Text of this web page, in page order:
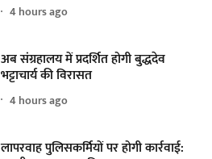
4 hours ago
अब संग्रहालय में प्रदर्शित होगी बुद्धदेव
भट्टाचार्य की विरासत
4 hours ago
लापरवाह पुलिसकर्मियों पर होगी कार्रवाई: